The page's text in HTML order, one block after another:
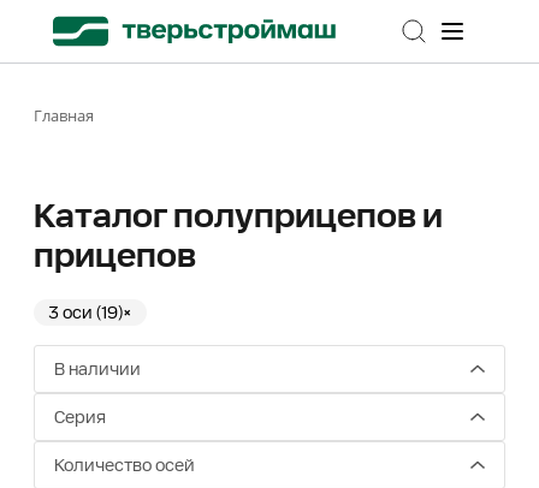
Главная
Каталог полуприцепов и
прицепов
3 оси (19)×
В наличии
Серия
Количество осей